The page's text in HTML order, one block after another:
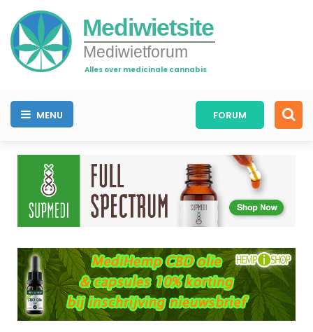
Mediwietsite
Mediwietforum
Alles over medicinale cannabis
MENU FORUM